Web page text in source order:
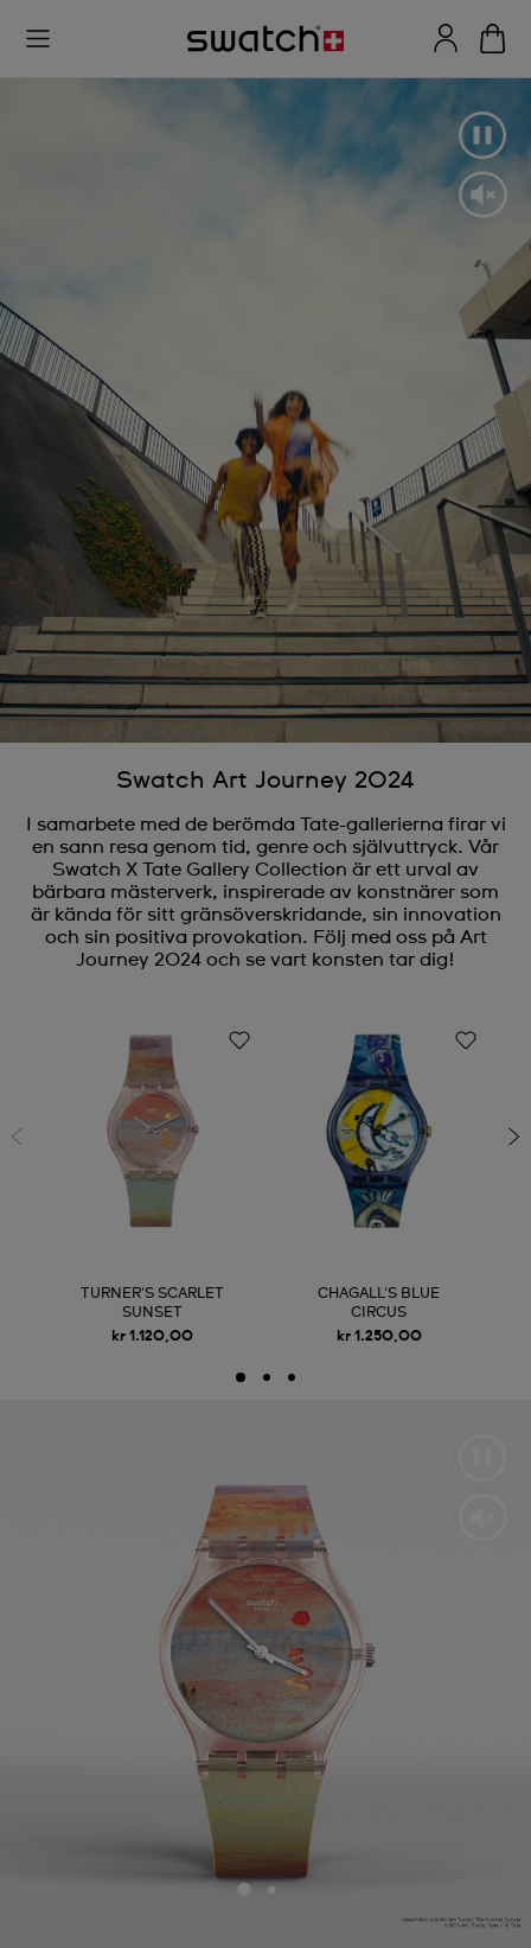
Swatch Art Journey 2024
I samarbete med de berömda Tate-gallerierna firar vi
en sann resa genom tid, genre och självuttryck. Vår
Swatch X Tate Gallery Collection är ett urval av
bärbara mästerverk, inspirerade av konstnärer som
är kända för sitt gränsöverskridande, sin innovation
och sin positiva provokation. Följ med oss på Art
Journey 2024 och se vart konsten tar dig!
TURNER'S SCARLET
SUNSET
kr 1.120,00
CHAGALL'S BLUE
CIRCUS
kr 1.250,00